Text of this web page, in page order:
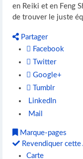
en Reiki et en Feng
de trouver le juste
Partager
Facebook
Twitter
Google+
Tumblr
LinkedIn
Mail
Marque-pages
Revendiquer cette
Carte